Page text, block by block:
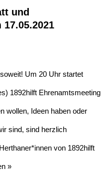
und
Um 20 Uhr startet
1892hilft Ehrenamtsmeeting
wollen, Ideen haben oder
sind, sind herzlich
von 1892hilft
»